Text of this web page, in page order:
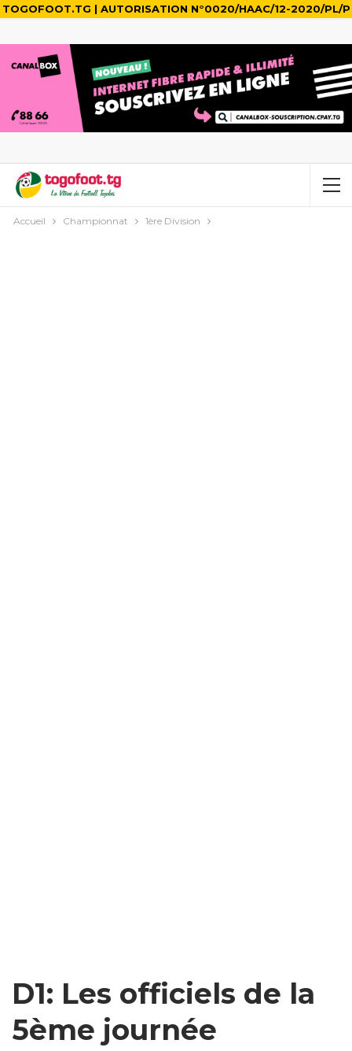
TOGOFOOT.TG | AUTORISATION N°0020/HAAC/12-2020/PL/P
Accueil Championnat 1ère Division
D1: Les officiels de la
5ème journée